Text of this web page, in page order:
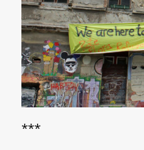
***